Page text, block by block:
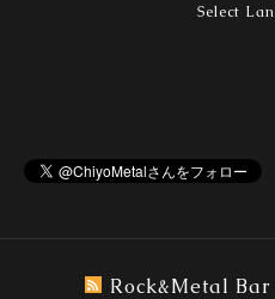
Select
Rock&Metal